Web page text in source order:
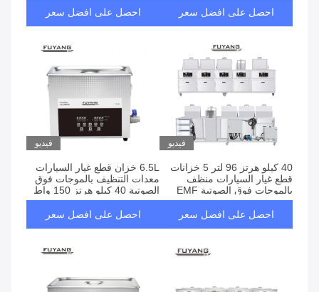
احصل على افضل سعر احصل على افضل سعر
فيديو
40 كيلو هرتز 96 لتر 5 خزانات
قطع غيار السيارات منظف
بالموجات فوق الصوتية EMF
800 * 300 * 400 مم
احصل على افضل سعر
فيديو
6.5L خزان قطع غيار السيارات
معدات التنظيف بالموجات فوق
الصوتية 40 كيلو هرتز 150 واط
سخان لمشط الحلاقة
احصل على افضل سعر